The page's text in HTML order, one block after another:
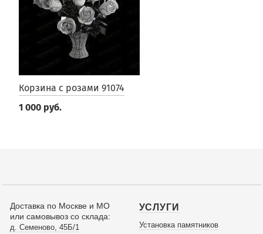
Корзина с розами 91074
1 000 руб.
Доставка по Москве и МО
или самовывоз со склада:
д. Семеново, 45Б/1
УСЛУГИ
Установка памятников